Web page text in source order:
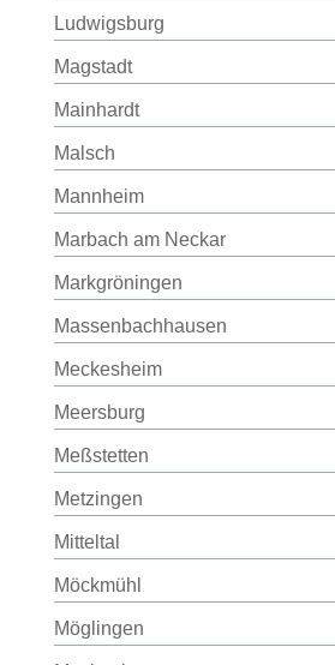
Ludwigsburg
Magstadt
Mainhardt
Malsch
Mannheim
Marbach am Neckar
Markgröningen
Massenbachhausen
Meckesheim
Meersburg
Meßstetten
Metzingen
Mitteltal
Möckmühl
Möglingen